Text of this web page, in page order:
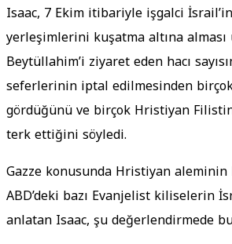
Isaac, 7 Ekim itibariyle işgalci
yerleşimlerini kuşatma altına
Beytüllahim’i ziyaret eden hacı
seferlerinin iptal edilmesinden
gördüğünü ve birçok Hristiyan
terk ettiğini söyledi.
Gazze konusunda Hristiyan
ABD’deki bazı Evanjelist kiliselerin
anlatan Isaac, şu değerlendirmede